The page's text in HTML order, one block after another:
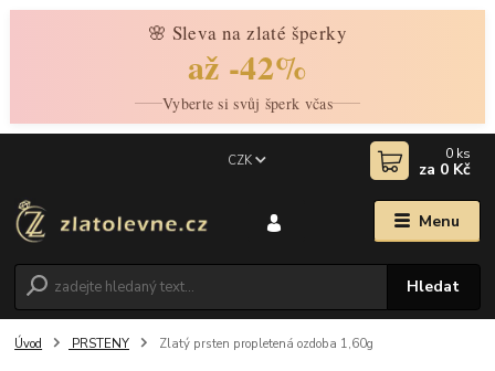
🌸 Sleva na zlaté šperky
až -42%
Vyberte si svůj šperk včas
Menu
CZK
Hledat
0 ks
za 0 Kč
Úvod PRSTENY Zlatý prsten propletená ozdoba 1,60g